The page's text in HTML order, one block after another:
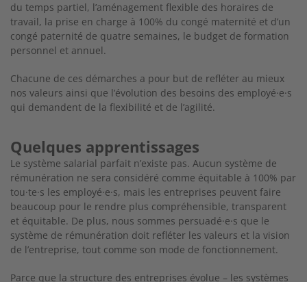
du temps partiel, l’aménagement flexible des horaires de
travail, la prise en charge à 100% du congé maternité et d’un
congé paternité de quatre semaines, le budget de formation
personnel et annuel.
Chacune de ces démarches a pour but de refléter au mieux
nos valeurs ainsi que l’évolution des besoins des employé·e·s
qui demandent de la flexibilité et de l’agilité.
Quelques apprentissages
Le système salarial parfait n’existe pas. Aucun système de
rémunération ne sera considéré comme équitable à 100% par
tou·te·s les employé·e·s, mais les entreprises peuvent faire
beaucoup pour le rendre plus compréhensible, transparent
et équitable. De plus, nous sommes persuadé·e·s que le
système de rémunération doit refléter les valeurs et la vision
de l’entreprise, tout comme son mode de fonctionnement.
Parce que la structure des entreprises évolue – les systèmes